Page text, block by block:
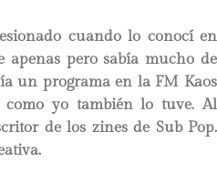
cuando lo conocí en
apenas pero sabía mucho de
un programa en la FM Kaos
yo también lo tuve. Al
de los zines de Sub Pop.